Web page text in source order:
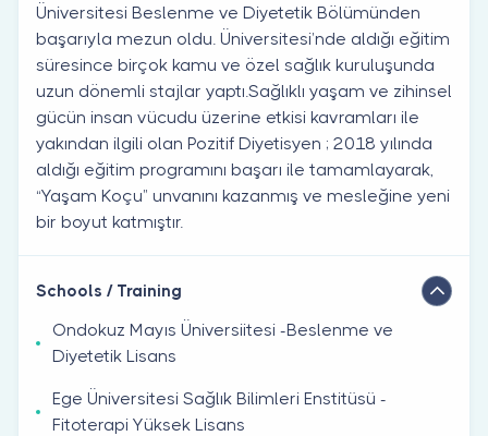
Üniversitesi Beslenme ve Diyetetik Bölümünden
başarıyla mezun oldu. Üniversitesi’nde aldığı eğitim
süresince birçok kamu ve özel sağlık kuruluşunda
uzun dönemli stajlar yaptı.Sağlıklı yaşam ve zihinsel
gücün insan vücudu üzerine etkisi kavramları ile
yakından ilgili olan Pozitif Diyetisyen ; 2018 yılında
aldığı eğitim programını başarı ile tamamlayarak,
“Yaşam Koçu” unvanını kazanmış ve mesleğine yeni
bir boyut katmıştır.
Schools / Training
Ondokuz Mayıs Üniversiitesi -Beslenme ve
Diyetetik Lisans
Ege Üniversitesi Sağlık Bilimleri Enstitüsü -
Fitoterapi Yüksek Lisans